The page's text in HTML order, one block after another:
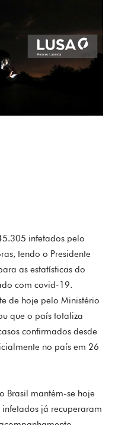
infetados pelo
tendo o Presidente
as estatísticas do
com covid-19.
de hoje pelo Ministério
que o país totaliza
confirmados desde
no país em 26
Brasil mantém-se hoje
já recuperaram